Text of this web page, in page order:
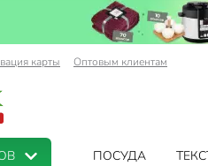
карты Оптовым клиентам
ПОСУДА